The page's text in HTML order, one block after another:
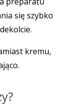
się szybko
kremu,